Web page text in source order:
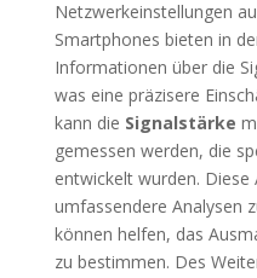
Netzwerkeinstellungen
Smartphones bieten in
Informationen über die
was eine präzisere
kann die Signalstärke
gemessen werden, die
entwickelt wurden.
umfassendere Analysen
können helfen, das
zu bestimmen. Des